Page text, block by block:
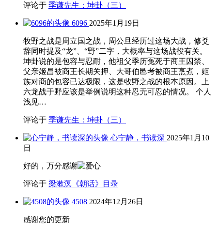
评论于 季谦先生：坤卦（三）
6096 2025年1月19日
牧野之战是周立国之战，周公旦经历过这场大战，修爻
辞同时提及“龙”、“野”二字，大概率与这场战役有关。
坤卦说的是包容与忍耐，他祖父季历冤死于商王囚禁、
父亲姬昌被商王长期关押、大哥伯邑考被商王烹煮，姬
族对商的包容已达极限，这是牧野之战的根本原因。上
六龙战于野应该是举例说明这种忍无可忍的情况。 个人
浅见…
评论于 季谦先生：坤卦（三）
心宁静，书读深 2025年1月10
日
好的，万分感谢
评论于 梁漱溟《朝话》目录
4508 2024年12月26日
感谢您的更新